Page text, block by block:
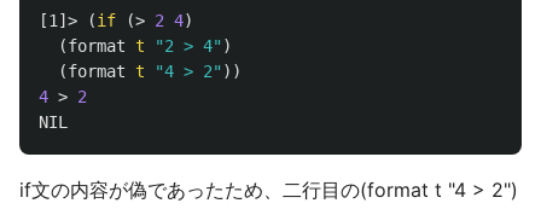
[1]> (if (> 2 4)
(format t "2 > 4" )
(format t "4 > 2" ))
4 > 2
NIL
if文の内容が偽であったため、二行目の(format t "4 > 2")